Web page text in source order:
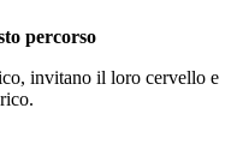
percorso
invitano il loro cervello e